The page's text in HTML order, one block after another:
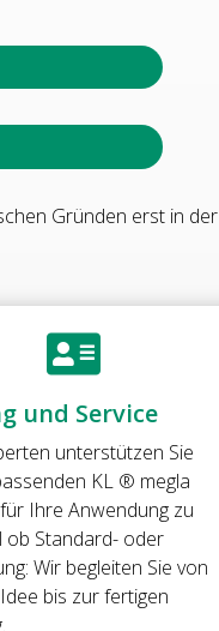
Gründen erst in der

und Service
unterstützen Sie
KL ® megla
Ihre Anwendung zu
ob Standard- oder
Wir begleiten Sie von
bis zur fertigen